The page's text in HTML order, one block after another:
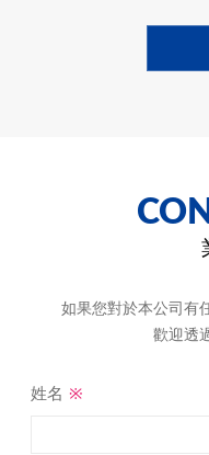
如果您對於本公司有
歡迎透
姓名 ※